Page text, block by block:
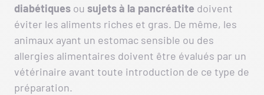
diabétiques ou sujets à la pancréatite doivent
éviter les aliments riches et gras. De même, les
animaux ayant un estomac sensible ou des
allergies alimentaires doivent être évalués par un
vétérinaire avant toute introduction de ce type de
préparation.